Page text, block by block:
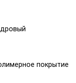
покрытие